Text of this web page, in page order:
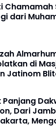
dari
di
Jatinom
Panjang
Dari